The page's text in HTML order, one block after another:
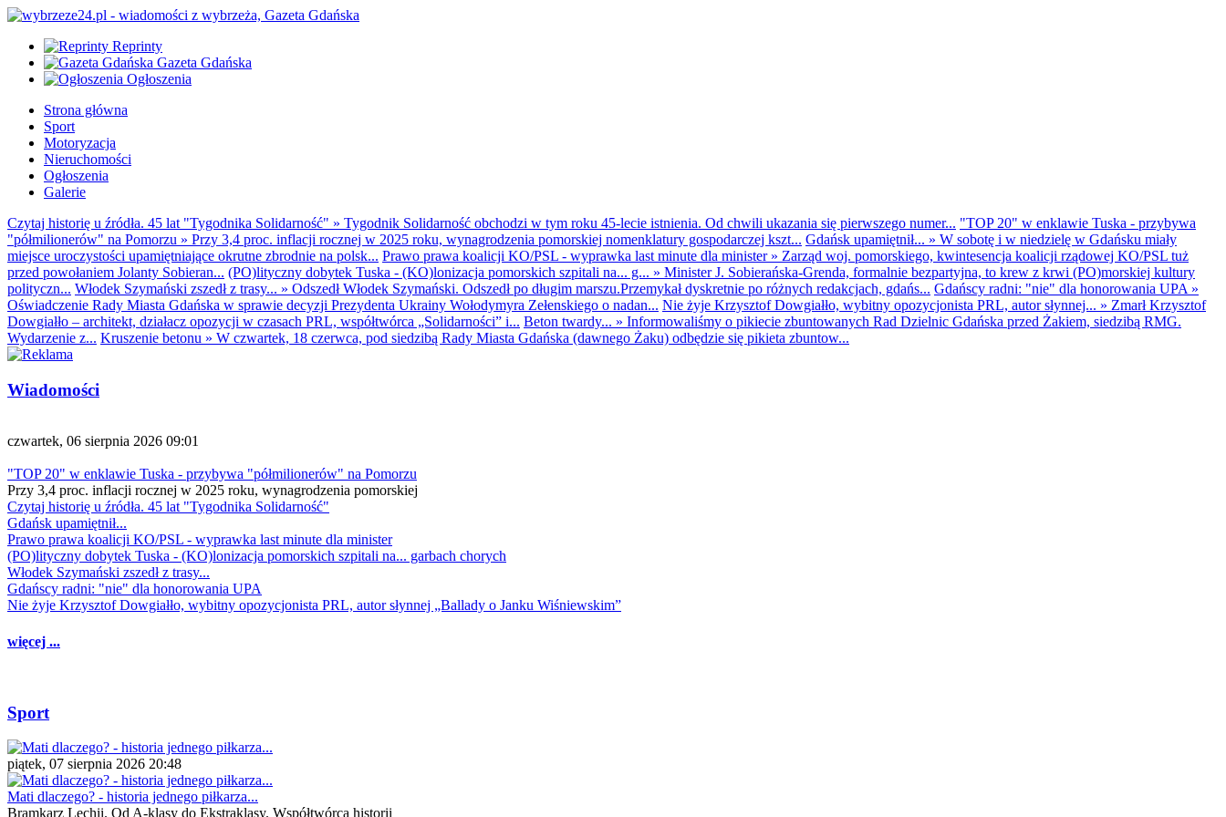
Reprinty
Gazeta Gdańska
Ogłoszenia
Strona główna
Sport
Motoryzacja
Nieruchomości
Ogłoszenia
Galerie
Czytaj historię u źródła. 45 lat "Tygodnika Solidarność" » Tygodnik Solidarność obchodzi w tym roku 45-lecie istnienia. Od chwili ukazania się pierwszego numer... "TOP 20" w enklawie Tuska - przybywa
"półmilionerów" na Pomorzu » Przy 3,4 proc. inflacji rocznej w 2025 roku, wynagrodzenia pomorskiej nomenklatury gospodarczej kszt... Gdańsk upamiętnił... » W sobotę i w niedzielę w Gdańsku miały
miejsce uroczystości upamiętniające okrutne zbrodnie na polsk... Prawo prawa koalicji KO/PSL - wyprawka last minute dla minister» Zarząd woj. pomorskiego, kwintesencja koalicji rządowej KO/PSL tuż
przed powołaniem Jolanty Sobieran... (PO)lityczny dobytek Tuska - (KO)lonizacja pomorskich szpitali na... g... » Minister J. Sobierańska-Grenda, formalnie bezpartyjna, to krew z krwi (PO)morskiej kultury
polityczn... Włodek Szymański zszedł z trasy... » Odszedł Włodek Szymański. Odszedł po długim marszu.Przemykał dyskretnie po różnych redakcjach, gdańs... Gdańscy radni: "nie" dla honorowania UPA »
Oświadczenie Rady Miasta Gdańska w sprawie decyzji Prezydenta Ukrainy Wołodymyra Zełenskiego o nadan... Nie żyje Krzysztof Dowgiałło, wybitny opozycjonista PRL, autor słynnej... » Zmarł Krzysztof
Dowgiałło – architekt, działacz opozycji w czasach PRL, współtwórca „Solidarności” i... Beton twardy... » Informowaliśmy o pikiecie zbuntowanych Rad Dzielnic Gdańska przed Żakiem, siedzibą RMG.
Wydarzenie z... Kruszenie betonu » W czwartek, 18 czerwca, pod siedzibą Rady Miasta Gdańska (dawnego Żaku) odbędzie się pikieta zbuntow...
Wiadomości
czwartek, 06 sierpnia 2026 09:01
"TOP 20" w enklawie Tuska - przybywa "półmilionerów" na Pomorzu
Przy 3,4 proc. inflacji rocznej w 2025 roku, wynagrodzenia pomorskiej
Czytaj historię u źródła. 45 lat "Tygodnika Solidarność"
Gdańsk upamiętnił...
Prawo prawa koalicji KO/PSL - wyprawka last minute dla minister
(PO)lityczny dobytek Tuska - (KO)lonizacja pomorskich szpitali na... garbach chorych
Włodek Szymański zszedł z trasy...
Gdańscy radni: "nie" dla honorowania UPA
Nie żyje Krzysztof Dowgiałło, wybitny opozycjonista PRL, autor słynnej „Ballady o Janku Wiśniewskim”
więcej ...
Sport
piątek, 07 sierpnia 2026 20:48
Mati dlaczego? - historia jednego piłkarza...
Bramkarz Lechii. Od A-klasy do Ekstraklasy. Współtwórca historii